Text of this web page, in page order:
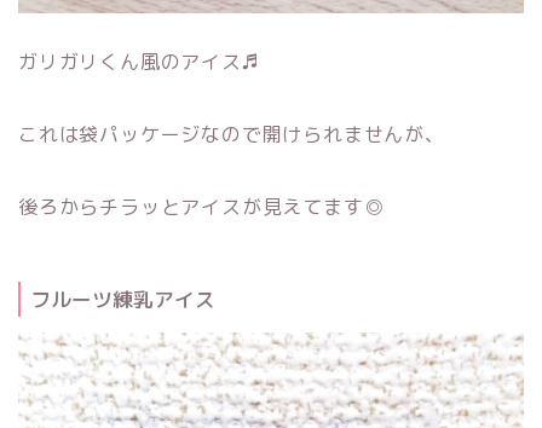
ガリガリくん風のアイス♬
これは袋パッケージなので開けられませんが、
後ろからチラッとアイスが見えてます◎
フルーツ練乳アイス